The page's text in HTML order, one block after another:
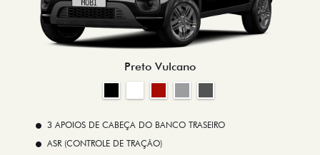
Preto Vulcano
3 APOIOS DE CABEÇA DO BANCO TRASEIRO
ASR (CONTROLE DE TRAÇÃO)